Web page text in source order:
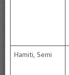
Hamiti, Semi